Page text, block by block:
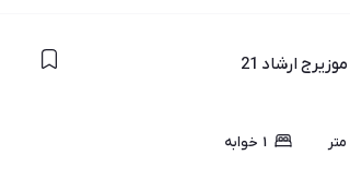
متر ۱ خوابه